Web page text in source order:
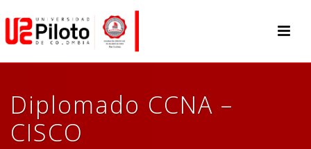
Diplomado CCNA –
CISCO